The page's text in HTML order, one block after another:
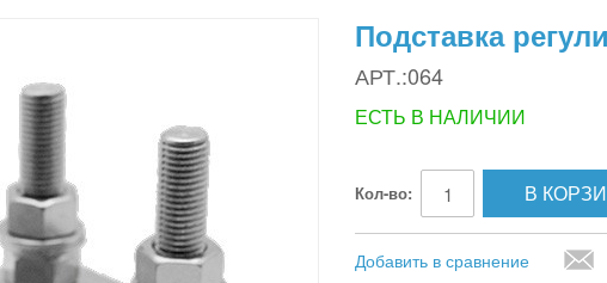
Подставка
АРТ.:064
ЕСТЬ В НАЛИЧИИ
Кол-во: В
Добавить в сравнение